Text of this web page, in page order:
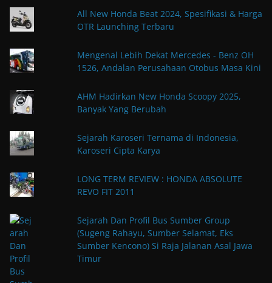
All New Honda Beat 2024, Spesifikasi & Harga
OTR Launching Terbaru
Mengenal Lebih Dekat Mercedes - Benz OH
1526, Andalan Perusahaan Otobus Masa Kini
AHM Hadirkan New Honda Scoopy 2025,
Banyak Yang Berubah
Sejarah Karoseri Ternama di Indonesia,
Karoseri Cipta Karya
LONG TERM REVIEW : HONDA ABSOLUTE
REVO FIT 2011
Sejarah Dan Profil Bus Sumber Group
(Sugeng Rahayu, Sumber Selamat, Eks
Sumber Kencono) Si Raja Jalanan Asal Jawa
Timur